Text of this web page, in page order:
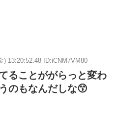
) 13:20:52.48 ID:iCNM7VM80
ることががらっと変わ
のもなんだしな😙